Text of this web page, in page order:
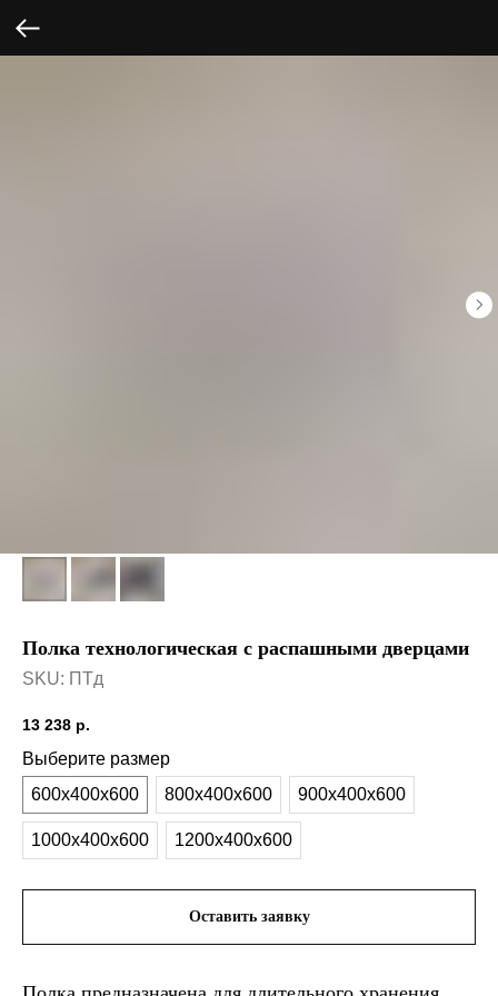
Полка технологическая с распашными дверцами
SKU: ПТд
13 238 р.
Выберите размер
600х400х600
800х400х600 900х400х600
1000х400х600 1200х400х600
Оставить заявку